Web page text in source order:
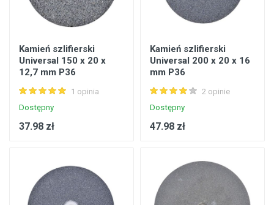
Kamień szlifierski
Universal 150 x 20 x
12,7 mm P36
1 opinia
Dostępny
37.98 zł
Kamień szlifierski
Universal 200 x 20 x 16
mm P36
2 opinie
Dostępny
47.98 zł